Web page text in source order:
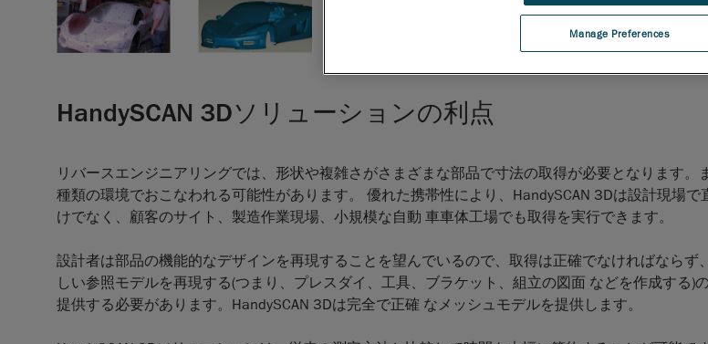
HandySCAN 3Dソリューションの利点
リバースエンジニアリングでは、形状や複雑さがさまざまな部品で寸法の取得が必要となります。
種類の環境でおこなわれる可能性があります。 優れた携帯性により、HandySCAN 3Dは設計現場
けでなく、顧客のサイト、製造作業現場、小規模な自動 車車体工場でも取得を実行できます。
設計者は部品の機能的なデザインを再現することを望んでいるので、取得は正確でなければならず
しい参照モデルを再現する(つまり、プレスダイ、工具、ブラケット、組立の図面 などを作成する)
提供する必要があります。HandySCAN 3Dは完全で正確 なメッシュモデルを提供します。
Manage Preferences